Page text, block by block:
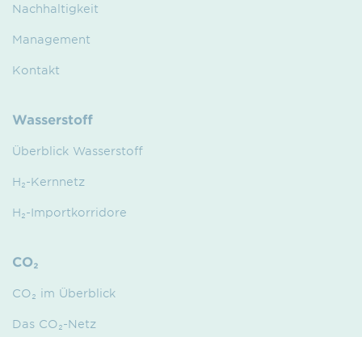
Nachhaltigkeit
Management
Kontakt
Wasserstoff
Überblick Wasserstoff
H₂-Kernnetz
H₂-Importkorridore
CO₂
CO₂ im Überblick
Das CO₂-Netz